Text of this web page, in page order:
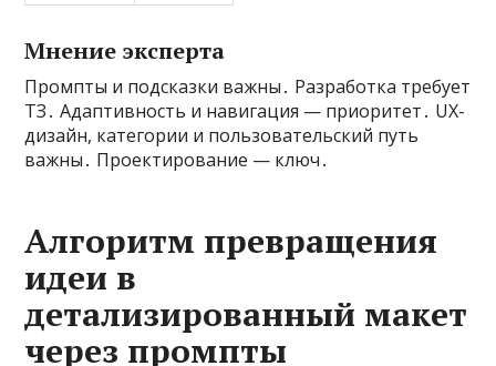
Мнение эксперта
Промпты и подсказки важны․ Разработка требует
ТЗ․ Адаптивность и навигация — приоритет․ UX-
дизайн, категории и пользовательский путь
важны․ Проектирование — ключ․
Алгоритм превращения
идеи в
детализированный макет
через промпты